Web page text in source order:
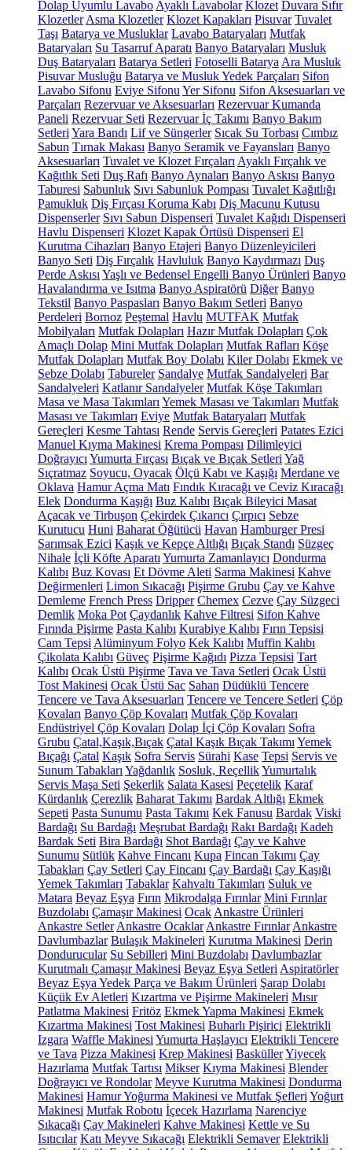
Dolap Uyumlu Lavabo Ayaklı Lavabolar Klozet Duvara Sıfır
Klozetler Asma Klozetler Klozet Kapakları Pisuvar Tuvalet
Taşı Batarya ve Musluklar Lavabo Bataryaları Mutfak
Bataryaları Su Tasarruf Aparatı Banyo Bataryaları Musluk
Duş Bataryaları Batarya Setleri Fotoselli Batarya Ara Musluk
Pisuvar Musluğu Batarya ve Musluk Yedek Parçaları Sifon
Lavabo Sifonu Eviye Sifonu Yer Sifonu Sifon Aksesuarları ve
Parçaları Rezervuar ve Aksesuarları Rezervuar Kumanda
Paneli Rezervuar Seti Rezervuar İç Takımı Banyo Bakım
Setleri Yara Bandı Lif ve Süngerler Sıcak Su Torbası Cımbız
Sabun Tırnak Makası Banyo Seramik ve Fayansları Banyo
Aksesuarları Tuvalet ve Klozet Fırçaları Ayaklı Fırçalık ve
Kağıtlık Seti Duş Rafı Banyo Aynaları Banyo Askısı Banyo
Taburesi Sabunluk Sıvı Sabunluk Pompası Tuvalet Kağıtlığı
Pamukluk Diş Fırçası Koruma Kabı Diş Macunu Kutusu
Dispenserler Sıvı Sabun Dispenseri Tuvalet Kağıdı Dispenseri
Havlu Dispenseri Klozet Kapak Örtüsü Dispenseri El
Kurutma Cihazları Banyo Etajeri Banyo Düzenleyicileri
Banyo Seti Diş Fırçalık Havluluk Banyo Kaydırmazı Duş
Perde Askısı Yaşlı ve Bedensel Engelli Banyo Ürünleri Banyo
Havalandırma ve Isıtma Banyo Aspiratörü Diğer Banyo
Tekstil Banyo Paspasları Banyo Bakım Setleri Banyo
Perdeleri Bornoz Peştemal Havlu MUTFAK Mutfak
Mobilyaları Mutfak Dolapları Hazır Mutfak Dolapları Çok
Amaçlı Dolap Mini Mutfak Dolapları Mutfak Rafları Köşe
Mutfak Dolapları Mutfak Boy Dolabı Kiler Dolabı Ekmek ve
Sebze Dolabı Tabureler Sandalye Mutfak Sandalyeleri Bar
Sandalyeleri Katlanır Sandalyeler Mutfak Köşe Takımları
Masa ve Masa Takımları Yemek Masası ve Takımları Mutfak
Masası ve Takımları Eviye Mutfak Bataryaları Mutfak
Gereçleri Kesme Tahtası Rende Servis Gereçleri Patates Ezici
Manuel Kıyma Makinesi Krema Pompası Dilimleyici
Doğrayıcı Yumurta Fırçası Bıçak ve Bıçak Setleri Yağ
Sıçratmaz Soyucu, Oyacak Ölçü Kabı ve Kaşığı Merdane ve
Oklava Hamur Açma Matı Fındık Kıracağı ve Ceviz Kıracağı
Elek Dondurma Kaşığı Buz Kalıbı Bıçak Bileyici Masat
Açacak ve Tirbuşon Çekirdek Çıkarıcı Çırpıcı Sebze
Kurutucu Huni Baharat Öğütücü Havan Hamburger Presi
Sarımsak Ezici Kaşık ve Kepçe Altlığı Bıçak Standı Süzgeç
Nihale İçli Köfte Aparatı Yumurta Zamanlayıcı Dondurma
Kalıbı Buz Kovası Et Dövme Aleti Sarma Makinesi Kahve
Değirmenleri Limon Sıkacağı Pişirme Grubu Çay ve Kahve
Demleme French Press Dripper Chemex Cezve Çay Süzgeci
Demlik Moka Pot Çaydanlık Kahve Filtresi Sifon Kahve
Fırında Pişirme Pasta Kalıbı Kurabiye Kalıbı Fırın Tepsisi
Cam Tepsi Alüminyum Folyo Kek Kalıbı Muffin Kalıbı
Çikolata Kalıbı Güveç Pişirme Kağıdı Pizza Tepsisi Tart
Kalıbı Ocak Üstü Pişirme Tava ve Tava Setleri Ocak Üstü
Tost Makinesi Ocak Üstü Sac Sahan Düdüklü Tencere
Tencere ve Tava Aksesuarları Tencere ve Tencere Setleri Çöp
Kovaları Banyo Çöp Kovaları Mutfak Çöp Kovaları
Endüstriyel Çöp Kovaları Dolap İçi Çöp Kovaları Sofra
Grubu Çatal,Kaşık,Bıçak Çatal Kaşık Bıçak Takımı Yemek
Bıçağı Çatal Kaşık Sofra Servis Sürahi Kase Tepsi Servis ve
Sunum Tabakları Yağdanlık Sosluk, ReçellikYumurtalık
Servis Maşa Seti Şekerlik Salata Kasesi Peçetelik Karaf
Kürdanlık Çerezlik Baharat Takımı Bardak Altlığı Ekmek
Sepeti Pasta Sunumu Pasta Takımı Kek Fanusu Bardak Viski
Bardağı Su Bardağı Meşrubat Bardağı Rakı Bardağı Kadeh
Bardak Seti Bira Bardağı Shot Bardağı Çay ve Kahve
Sunumu Sütlük Kahve Fincanı Kupa Fincan Takımı Çay
Tabakları Çay Setleri Çay Fincanı Çay Bardağı Çay Kaşığı
Yemek Takımları Tabaklar Kahvaltı Takımları Suluk ve
Matara Beyaz Eşya Fırın Mikrodalga Fırınlar Mini Fırınlar
Buzdolabı Çamaşır Makinesi Ocak Ankastre Ürünleri
Ankastre Setler Ankastre Ocaklar Ankastre Fırınlar Ankastre
Davlumbazlar Bulaşık Makineleri Kurutma Makinesi Derin
Dondurucular Su Sebilleri Mini Buzdolabı Davlumbazlar
Kurutmalı Çamaşır Makinesi Beyaz Eşya Setleri Aspiratörler
Beyaz Eşya Yedek Parça ve Bakım Ürünleri Şarap Dolabı
Küçük Ev Aletleri Kızartma ve Pişirme Makineleri Mısır
Patlatma Makinesi Fritöz Ekmek Yapma Makinesi Ekmek
Kızartma Makinesi Tost Makinesi Buharlı Pişirici Elektrikli
Izgara Waffle Makinesi Yumurta Haşlayıcı Elektrikli Tencere
ve Tava Pizza Makinesi Krep Makinesi BasküllerYiyecek
Hazırlama Mutfak Tartısı Mikser Kıyma Makinesi Blender
Doğrayıcı ve Rondolar Meyve Kurutma Makinesi Dondurma
Makinesi Hamur Yoğurma Makinesi ve Mutfak Şefleri Yoğurt
Makinesi Mutfak Robotu İçecek Hazırlama Narenciye
Sıkacağı Çay Makineleri Kahve Makinesi Kettle ve Su
Isıtıcılar Katı Meyve Sıkacağı Elektrikli Semaver Elektrikli